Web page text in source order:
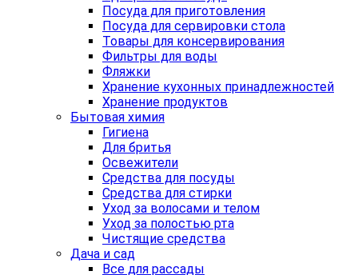
Посуда для приготовления
Посуда для сервировки стола
Товары для консервирования
Фильтры для воды
Фляжки
Хранение кухонных принадлежностей
Хранение продуктов
Бытовая химия
Гигиена
Для бритья
Освежители
Средства для посуды
Средства для стирки
Уход за волосами и телом
Уход за полостью рта
Чистящие средства
Дача и сад
Все для рассады